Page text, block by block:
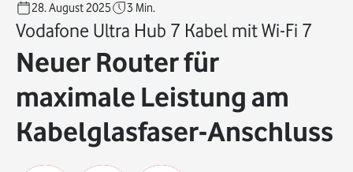
28. August 2025 3 Min.
Vodafone Ultra Hub 7 Kabel mit Wi-Fi 7
Neuer Router für
maximale Leistung am
Kabelglasfaser-Anschluss